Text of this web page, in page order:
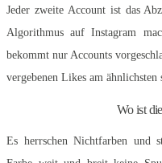
Jeder zweite Account ist das
Algorithmus auf Instagram
bekommt nur Accounts
vergebenen Likes am ähnlichsten
Wo ist
Es herrschen Nichtfarben und